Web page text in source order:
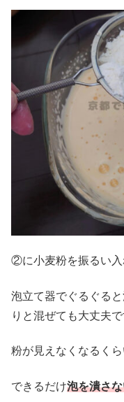
②に小麦粉を振るい入
泡立て器でぐるぐる
りと混ぜても大丈夫で
粉が見えなくなるく
できるだけ泡を潰さ